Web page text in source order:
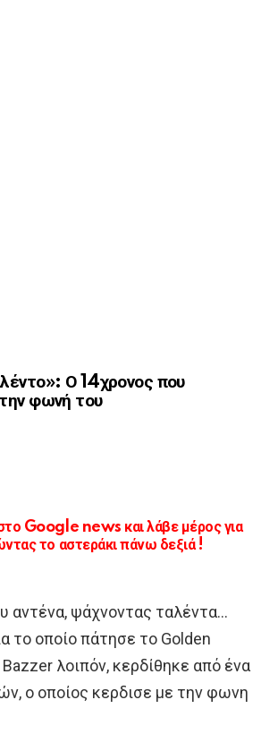
Ο 14χρονος που
φωνή του
Google news και λάβε μέρος για
το αστεράκι πάνω δεξιά !
αντένα, ψάχνοντας ταλέντα…
το οποίο πάτησε το Golden
λοιπόν, κερδίθηκε από ένα
ο οποίος κερδισε με την φωνη